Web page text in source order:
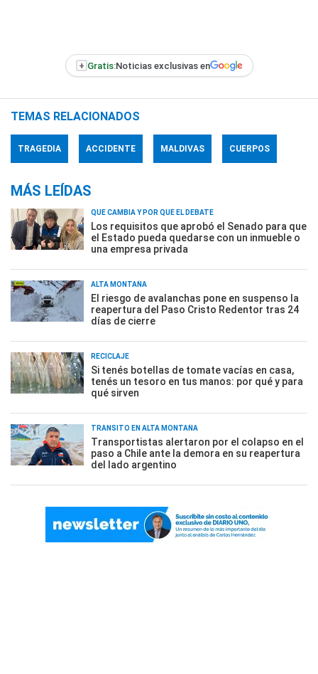
+ Gratis:Noticias exclusivas en
TEMAS RELACIONADOS
TRAGEDIA ACCIDENTE MALDIVAS CUERPOS
MÁS LEÍDAS
QUÉ CAMBIA Y POR QUÉ EL DEBATE
Los requisitos que aprobó el Senado para que
el Estado pueda quedarse con un inmueble o
una empresa privada
ALTA MONTAÑA
El riesgo de avalanchas pone en suspenso la
reapertura del Paso Cristo Redentor tras 24
días de cierre
RECICLAJE
Si tenés botellas de tomate vacías en casa,
tenés un tesoro en tus manos: por qué y para
qué sirven
TRÁNSITO EN ALTA MONTAÑA
Transportistas alertaron por el colapso en el
paso a Chile ante la demora en su reapertura
del lado argentino